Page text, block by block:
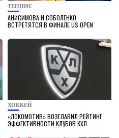
ТЕННИС
АНИСИМОВА И СОБОЛЕНКО
ВСТРЕТЯТСЯ В ФИНАЛЕ US OPEN
ХОККЕЙ
«ЛОКОМОТИВ» ВОЗГЛАВИЛ РЕЙТИНГ
ЭФФЕКТИВНОСТИ КЛУБОВ КХЛ